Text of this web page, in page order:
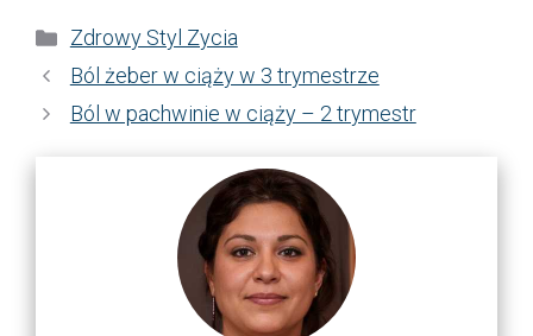
Kategorie
Zdrowy Styl Zycia
Ból żeber w ciąży w 3 trymestrze
Ból w pachwinie w ciąży – 2 trymestr